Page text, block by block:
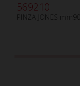
569210
PINZA JONES mm90